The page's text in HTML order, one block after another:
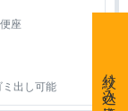
絞り込み検索
座
出し可能